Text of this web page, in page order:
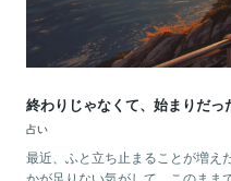
終わりじゃなくて、始まりだっ
占い
最近、ふと立ち止まることが増え
かが足りない気がして、このまま